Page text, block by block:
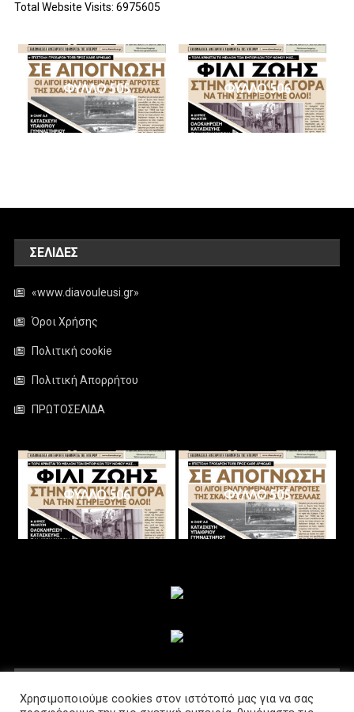
Total Website Visits: 6975605
ΦΥΛΛΟ 505 ΦΥΛΛΟ 506
ΣΕΛΊΔΕΣ
«www.diavouleusi.gr»
Όροι Χρήσης
Πολιτική cookie
Πολιτική Απορρήτου
ΠΡΩΤΟΣΕΛΙΔΑ
ΦΥΛΛΟ 506 ΦΥΛΛΟ 505
Χρησιμοποιούμε cookies στον ιστότοπό μας για να σας